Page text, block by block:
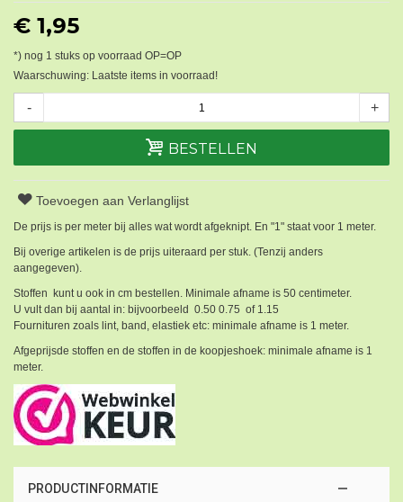
€ 1,95
*) nog 1 stuks op voorraad OP=OP
Waarschuwing: Laatste items in voorraad!
- +
BESTELLEN
Toevoegen aan Verlanglijst
De prijs is per meter bij alles wat wordt afgeknipt. En "1" staat voor 1 meter.
Bij overige artikelen is de prijs uiteraard per stuk. (Tenzij anders
aangegeven).
Stoffen kunt u ook in cm bestellen. Minimale afname is 50 centimeter.
U vult dan bij aantal in: bijvoorbeeld 0.50 0.75 of 1.15
Fournituren zoals lint, band, elastiek etc: minimale afname is 1 meter.
Afgeprijsde stoffen en de stoffen in de koopjeshoek: minimale afname is 1
meter.
PRODUCTINFORMATIE